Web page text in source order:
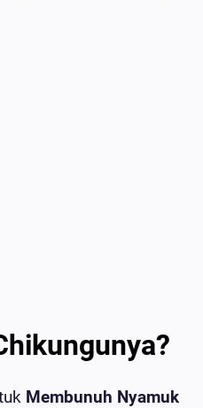
Membunuh Nyamuk